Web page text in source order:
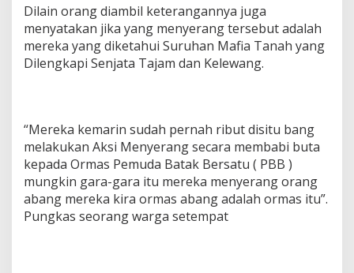
Dilain orang diambil keterangannya juga
menyatakan jika yang menyerang tersebut adalah
mereka yang diketahui Suruhan Mafia Tanah yang
Dilengkapi Senjata Tajam dan Kelewang.
“Mereka kemarin sudah pernah ribut disitu bang
melakukan Aksi Menyerang secara membabi buta
kepada Ormas Pemuda Batak Bersatu ( PBB )
mungkin gara-gara itu mereka menyerang orang
abang mereka kira ormas abang adalah ormas itu”.
Pungkas seorang warga setempat